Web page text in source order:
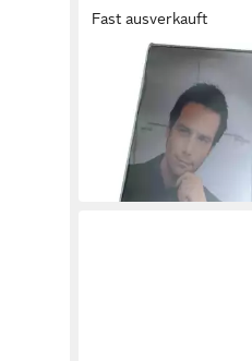
Fast ausverkauft
Stehsammler
schräg glasklar
85,70 €
in 5-6 Werktagen bei dir